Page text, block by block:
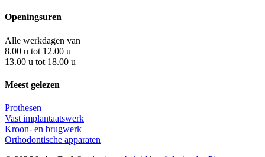
Openingsuren
Alle werkdagen van
8.00 u tot 12.00 u
13.00 u tot 18.00 u
Meest gelezen
Prothesen
Vast implantaatswerk
Kroon- en brugwerk
Orthodontische apparaten